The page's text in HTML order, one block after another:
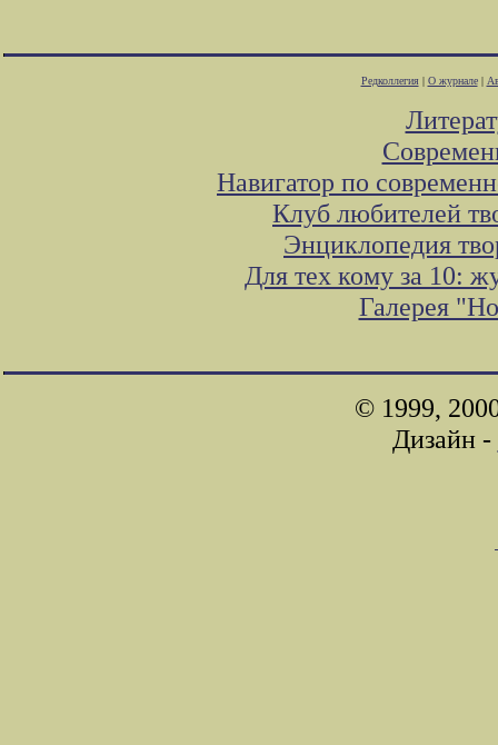
Редколлегия| О журнале|
Навигатор по
Клуб любителей
Энциклопедия
Для тех кому за 10:
Галерея
© 1999,
Дизайн -